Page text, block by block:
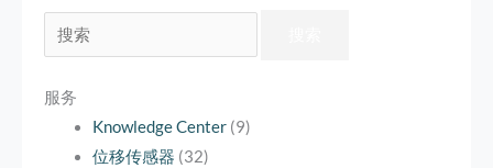
索：
服务
Knowledge Center(9)
位移传感器 (32)